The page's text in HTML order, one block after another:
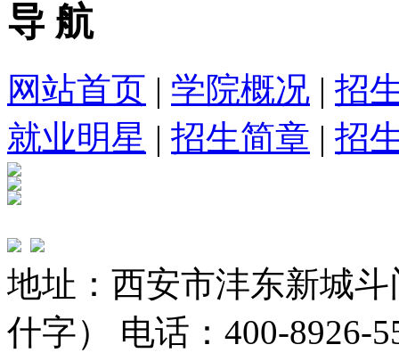
导 航
网站首页 | 学院概况 | 招
就业明星 | 招生简章 | 招
地址：西安市沣东新城
什字） 电话：400-8926-